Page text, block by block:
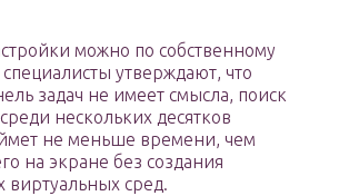
можно по собственному
утверждают, что
задач не имеет смысла, поиск
нескольких десятков
не меньше времени, чем
на экране без создания
виртуальных сред.